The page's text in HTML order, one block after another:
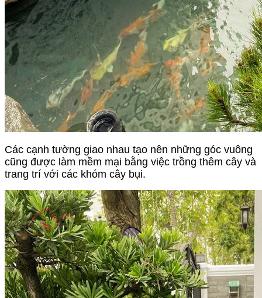
Các cạnh tường giao nhau tạo nên những góc vuông
cũng được làm mềm mại bằng việc trồng thêm cây và
trang trí với các khóm cây bụi.